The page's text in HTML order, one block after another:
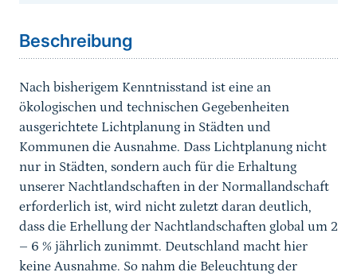
Beschreibung
Nach bisherigem Kenntnisstand ist eine an
ökologischen und technischen Gegebenheiten
ausgerichtete Lichtplanung in Städten und
Kommunen die Ausnahme. Dass Lichtplanung nicht
nur in Städten, sondern auch für die Erhaltung
unserer Nachtlandschaften in der Normallandschaft
erforderlich ist, wird nicht zuletzt daran deutlich,
dass die Erhellung der Nachtlandschaften global um 2
– 6 % jährlich zunimmt. Deutschland macht hier
keine Ausnahme. So nahm die Beleuchtung der